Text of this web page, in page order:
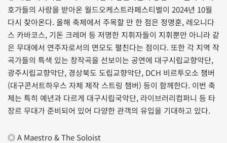
호가들의 사랑을 받아온 월드오케스트라페스티벌이 2024년 10월
다시 찾아온다. 올해 축제에서 주목할 만 한 점은 정명훈, 레오니다
스 카바코스, 기돈 크레머 등 저명한 지휘자들이 지휘뿐만 아니라 같
은 무대에서 연주자로서의 면모도 펼친다는 점이다. 또한 각 지역 작
곡가들의 특색 있는 창작곡을 선보이는 공연에 대구시립교향악단,
광주시립교향악단, 경상북도 도립교향악단, DCH 비르투오소 챔버
(대구콘서트하우스 자체 제작 스트링 챔버) 등이 함께한다. 이번 축
제는 특히 예년과 다르게 대구시립국악단, 라이브러리컴퍼니 등 타
장르 무대가 준비되어 있어 다양한 관객의 유입을 기대하고 있다.
◎ A Maestro & The Soloist